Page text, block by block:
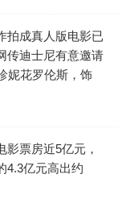
档期的时候，
本。
制作在影片中的
拍成真人版电影已
传迪士尼有意邀请
妮花罗伦斯，饰
影票房近5亿元，
4.3亿元高出约